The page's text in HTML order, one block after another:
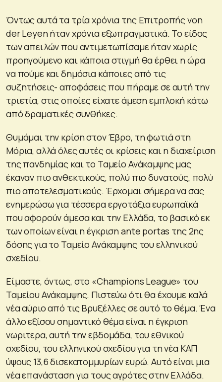
Όντως αυτά τα τρία χρόνια της Επιτροπής von
der Leyen ήταν χρόνια εξωπραγματικά. Το είδος
των απειλών που αντιμετωπίσαμε ήταν χωρίς
προηγούμενο και κάποια στιγμή θα έρθει η ώρα
να πούμε και δημόσια κάποιες από τις
συζητήσεις- αποφάσεις που πήραμε σε αυτή την
τριετία, στις οποίες είχατε άμεση εμπλοκή κάτω
από δραματικές συνθήκες.
Θυμάμαι την κρίση στον Έβρο, τη φωτιά στη
Μόρια, αλλά όλες αυτές οι κρίσεις και η διαχείριση
της πανδημίας και το Ταμείο Ανάκαμψης μας
έκαναν πιο ανθεκτικούς, πολύ πιο δυνατούς, πολύ
πιο αποτελεσματικούς. Έρχομαι σήμερα να σας
ενημερώσω για τέσσερα εργοτάξια ευρωπαϊκά
που αφορούν άμεσα και την Ελλάδα, το βασικό εκ
των οποίων είναι η έγκριση ante portas της 2ης
δόσης για το Ταμείο Ανάκαμψης του ελληνικού
σχεδίου.
Είμαστε, όντως, στο «Champions League» του
Ταμείου Ανάκαμψης. Πιστεύω ότι θα έχουμε καλά
νέα αύριο από τις Βρυξέλλες σε αυτό το θέμα. Ένα
άλλο εξίσου σημαντικό θέμα είναι η έγκριση
νωριτερα, αυτή την εβδομάδα, του εθνικού
σχεδίου, του ελληνικού σχεδίου για τη νέα ΚΑΠ
ύψους 13,6 δισεκατομμυρίων ευρώ. Αυτό είναι μια
νέα επανάσταση για τους αγρότες στην Ελλάδα.